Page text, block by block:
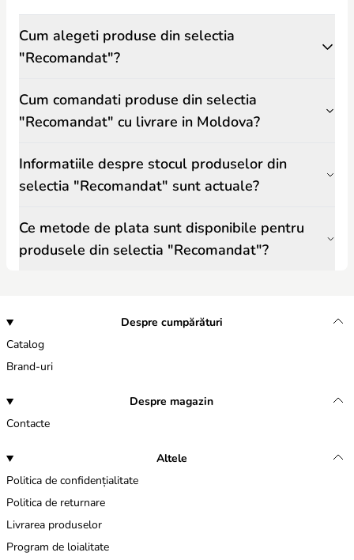
Cum alegeti produse din selectia
"Recomandat"?
Cum comandati produse din selectia
"Recomandat" cu livrare in Moldova?
Informatiile despre stocul produselor din
selectia "Recomandat" sunt actuale?
Ce metode de plata sunt disponibile pentru
produsele din selectia "Recomandat"?
Despre cumpărături
Catalog
Brand-uri
Despre magazin
Contacte
Altele
Politica de confidențialitate
Politica de returnare
Livrarea produselor
Program de loialitate